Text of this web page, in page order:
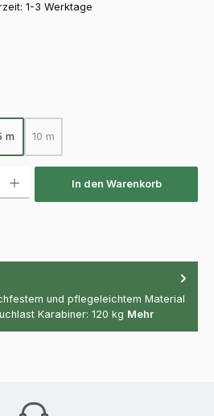
1-3 Werktage
m 10 m
(Diese Option ist zurzeit nicht
In den Warenkorb
und pflegeleichtem Material
Karabiner: 120 kg Mehr